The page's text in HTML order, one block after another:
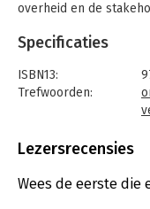
overheid en de
onderneming, haar
emancipatie van
verantwoord
worden concrete
Specificaties
ISBN13:
Trefwoorden:
Bindwijze:
Uitgever:
Lezersrecensies
Wees de eerste die